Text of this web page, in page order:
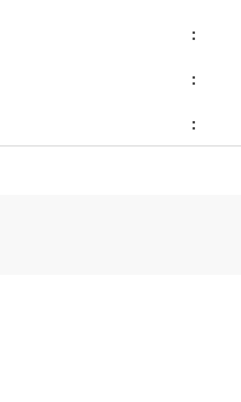
:
:
: